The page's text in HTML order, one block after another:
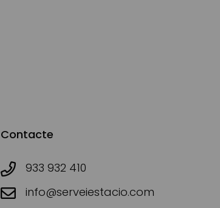
Contacte
933 932 410
info@serveiestacio.com